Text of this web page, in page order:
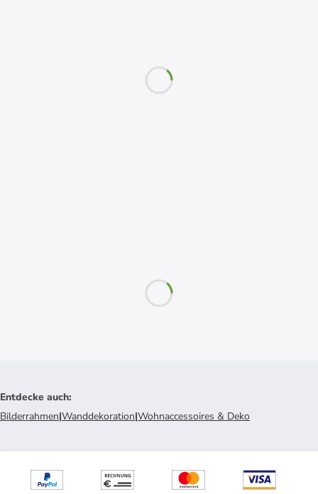
Entdecke auch:
Bilderrahmen|Wanddekoration|Wohnaccessoires & Deko